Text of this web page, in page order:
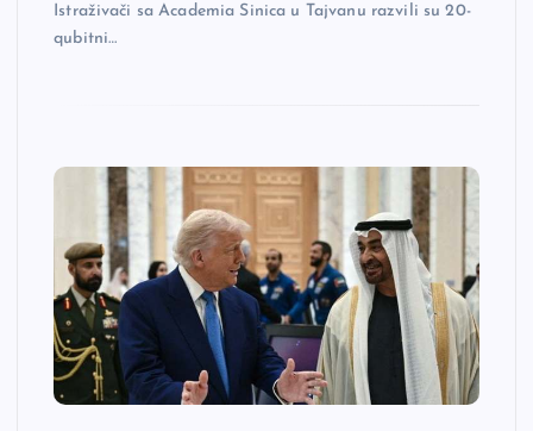
Istraživači sa Academia Sinica u Tajvanu razvili su 20-
qubitni…